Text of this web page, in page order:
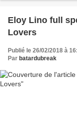
Eloy Lino full
Lovers
Publié le 26/02/2018 à
Par batardubreak